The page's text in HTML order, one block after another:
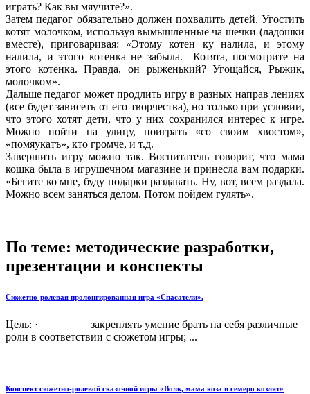
играть? Как вы мяучите?».
Затем педагог обязательно должен похвалить детей. Угостить
котят молочком, используя вымышленные ча шечки (ладошки
вместе), приговаривая: «Этому котен ку налила, и этому
налила, и этого котенка не забыла. Котята, посмотрите на
этого котенка. Правда, он рыженький? Угощайся, Рыжик,
молочком».
Дальше педагог может продлить игру в разных направ лениях
(все будет зависеть от его творчества), но только при условии,
что этого хотят дети, что у них сохранился интерес к игре.
Можно пойти на улицу, поиграть «со своим хвостом»,
«помяукатъ», кто громче, и т.д.
Завершить игру можно так. Воспитатель говорит, что мама
кошка была в игрушечном магазине и принесла вам подарки.
«Бегите ко мне, буду подарки раздавать. Ну, вот, всем раздала.
Можно всем заняться делом. Потом пойдем гулять».
По теме: методические разработки,
презентации и конспекты
Сюжетно-ролевая пролонгированная игра «Спасатели».
Цель: · закреплять умение брать на себя различные
роли в соответствии с сюжетом игры; ...
Конспект сюжетно-ролевой сказочной игры «Волк, мама коза и семеро козлят»